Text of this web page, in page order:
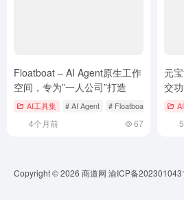
Floatboat – AI Agent原生工作
空间，专为”一人公司”打造
AI工具集 # AI Agent # Floatboat
4个月前 67
元
交
Copyright © 2026 商道网 渝ICP备